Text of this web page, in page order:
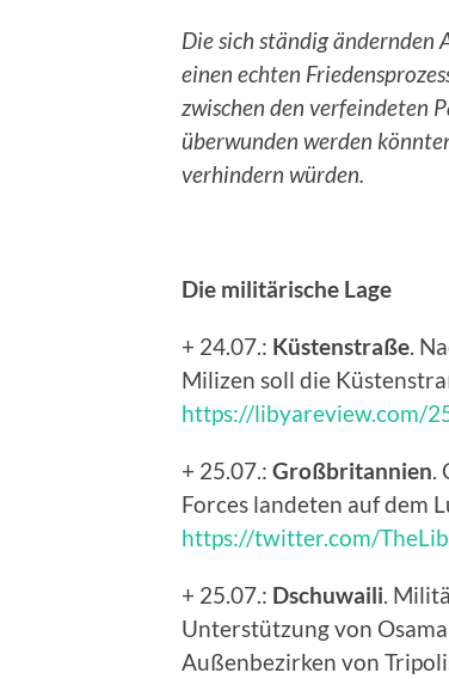
Die sich ständig ändernden
einen echten
zwischen den verfeindeten
überwunden werden
verhindern würden.
Die militärische Lage
+ 24.07.: Küstenstraße .
Milizen soll die
https://libyareview.com/
+ 25.07.: Großbritannien
Forces landeten auf dem
https://twitter.com/
+ 25.07.: Dschuwaili .
Unterstützung von
Außenbezirken von